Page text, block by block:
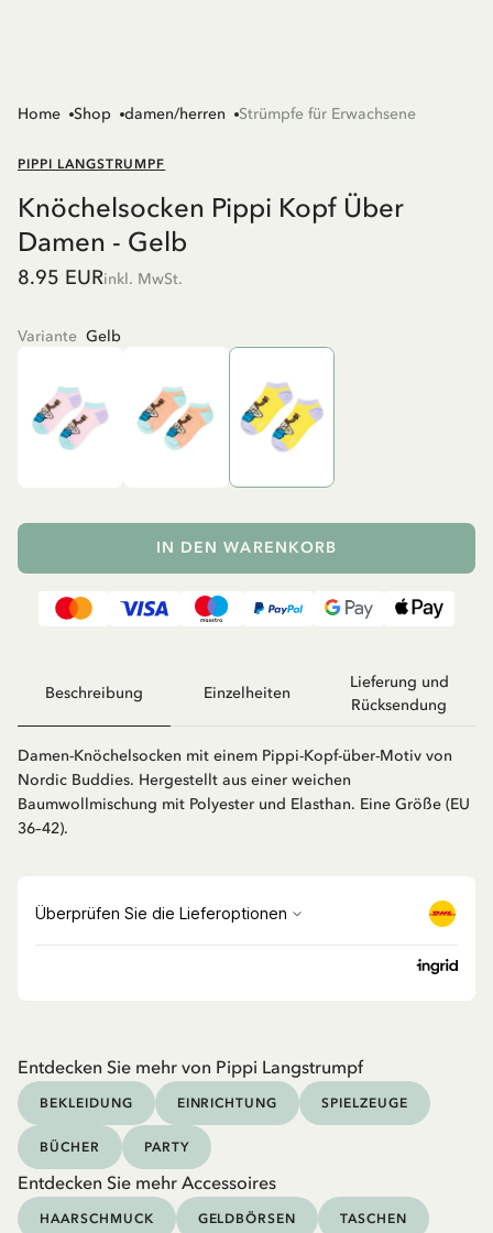
Home Shop damen/herren Strümpfe für Erwachsene
PIPPI LANGSTRUMPF
Knöchelsocken Pippi Kopf Über
Damen - Gelb
8.95 EURinkl. MwSt.
Variante Gelb
IN DEN WARENKORB
Beschreibung Einzelheiten
Lieferung und
Rücksendung
Damen-Knöchelsocken mit einem Pippi-Kopf-über-Motiv von
Nordic Buddies. Hergestellt aus einer weichen
Baumwollmischung mit Polyester und Elasthan. Eine Größe (EU
36–42).
Entdecken Sie mehr von Pippi Langstrumpf
BEKLEIDUNG EINRICHTUNG SPIELZEUGE
BÜCHER PARTY
Entdecken Sie mehr Accessoires
HAARSCHMUCK GELDBÖRSEN TASCHEN